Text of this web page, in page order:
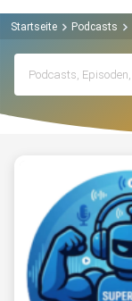
Startseite Podcasts